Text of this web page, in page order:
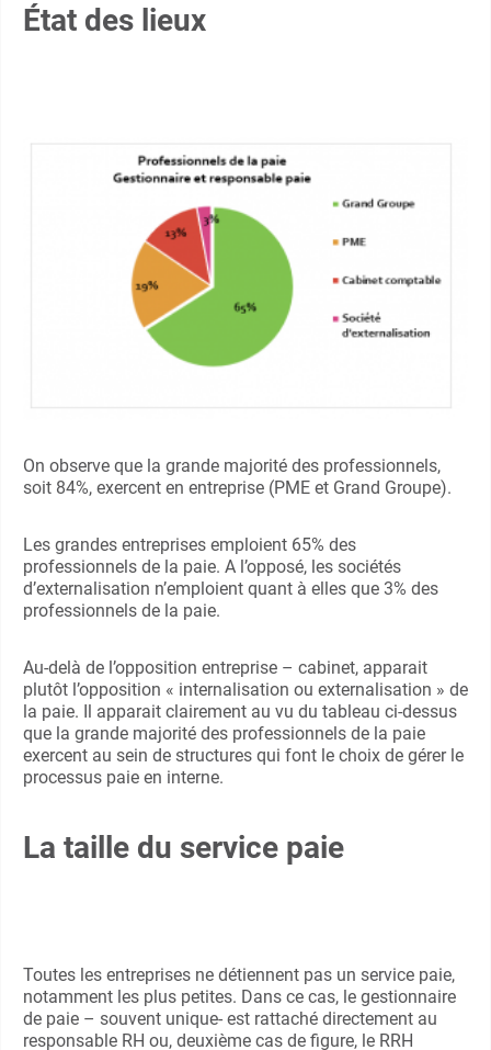
État des lieux
On observe que la grande majorité des professionnels,
soit 84%, exercent en entreprise (PME et Grand Groupe).
Les grandes entreprises emploient 65% des
professionnels de la paie. A l’opposé, les sociétés
d’externalisation n’emploient quant à elles que 3% des
professionnels de la paie.
Au-delà de l’opposition entreprise – cabinet, apparait
plutôt l’opposition « internalisation ou externalisation » de
la paie. Il apparait clairement au vu du tableau ci-dessus
que la grande majorité des professionnels de la paie
exercent au sein de structures qui font le choix de gérer le
processus paie en interne.
La taille du service paie
Toutes les entreprises ne détiennent pas un service paie,
notamment les plus petites. Dans ce cas, le gestionnaire
de paie – souvent unique- est rattaché directement au
responsable RH ou, deuxième cas de figure, le RRH